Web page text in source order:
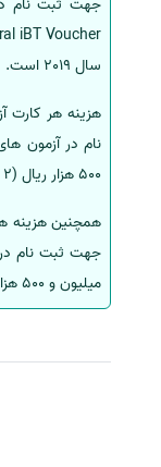
سال 2019 است.
500 هزار ریال (2 میلیون و 350 هزار تومان) است.
میلیون و 500 هزار ریال (2 میلیون و 150 هزار تومان) است.